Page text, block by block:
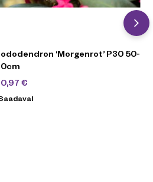
‘Morgenrot’ P30 50-
€